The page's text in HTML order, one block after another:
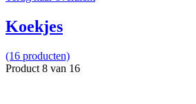
Koekjes
(16 producten)
Product 8 van 16